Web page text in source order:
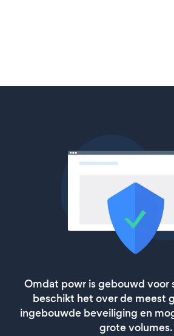
Omdat powr is gebouwd voor
beschikt het over de meest
ingebouwde beveiliging en
grote volumes.